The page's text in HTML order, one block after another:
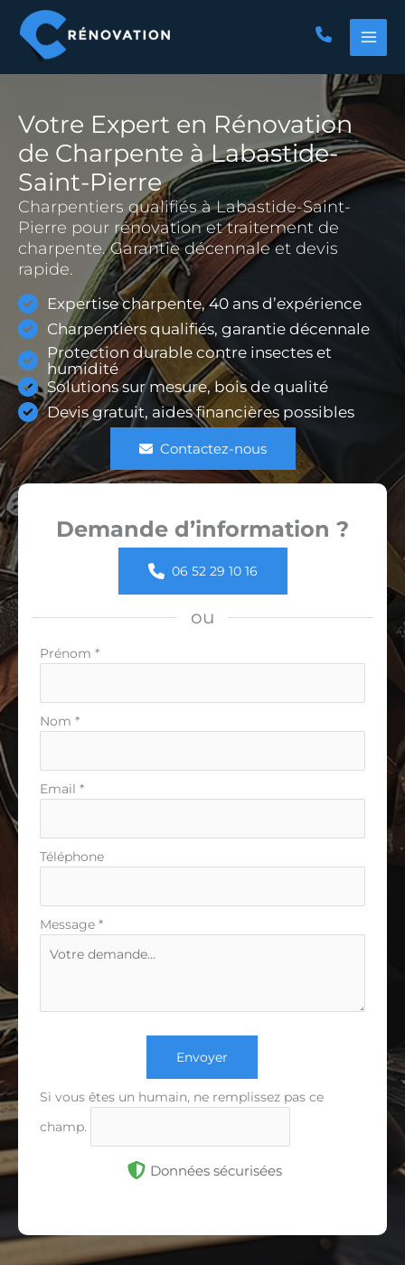
contenu
Votre Expert en Rénovation
de Charpente à Labastide-
Saint-Pierre
Charpentiers qualifiés à Labastide-Saint-
Pierre pour rénovation et traitement de
charpente. Garantie décennale et devis
rapide.
Expertise charpente, 40 ans d’expérience
Charpentiers qualifiés, garantie décennale
Protection durable contre insectes et
humidité
Solutions sur mesure, bois de qualité
Devis gratuit, aides financières possibles
Contactez-nous
Demande d’information ?
06 52 29 10 16
ou
Formulaire
Prénom *
Nom *
Email *
Téléphone
Message *
Envoyer
Si vous êtes un humain, ne remplissez pas ce
champ.
Données sécurisées